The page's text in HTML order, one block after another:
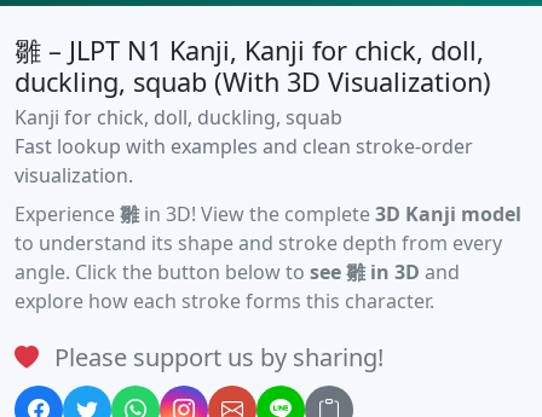
雛 – JLPT N1 Kanji, Kanji for chick, doll,
duckling, squab (With 3D Visualization)
Kanji for chick, doll, duckling, squab
Fast lookup with examples and clean stroke-order
visualization.
Experience雛in 3D! View the complete3D Kanji model
to understand its shape and stroke depth from every
angle. Click the button below to see 雛 in 3D and
explore how each stroke forms this character.
Please support us by sharing!